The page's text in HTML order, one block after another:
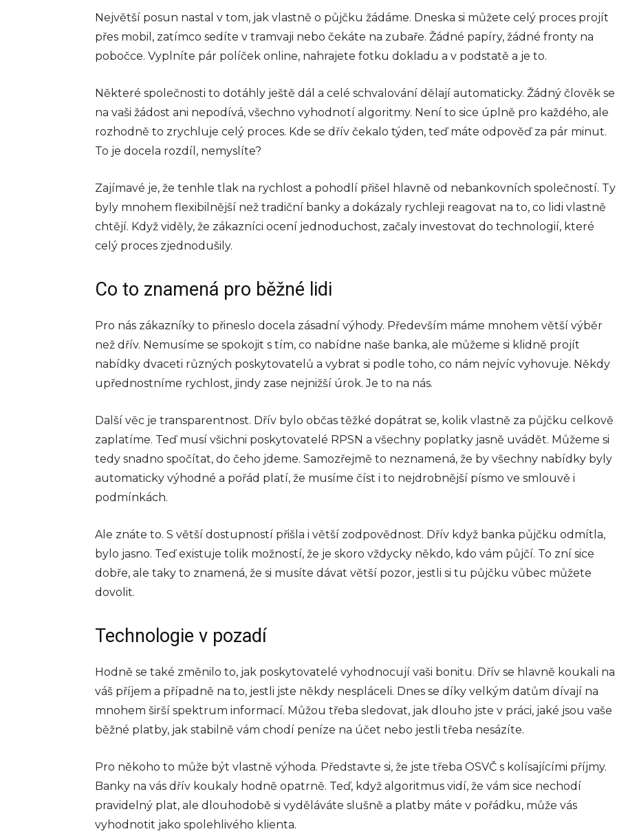
Největší posun nastal v tom, jak vlastně o půjčku žádáme. Dneska si můžete celý proces projít
přes mobil, zatímco sedíte v tramvaji nebo čekáte na zubaře. Žádné papíry, žádné fronty na
pobočce. Vyplníte pár políček online, nahrajete fotku dokladu a v podstatě a je to.
Některé společnosti to dotáhly ještě dál a celé schvalování dělají automaticky. Žádný člověk se
na vaši žádost ani nepodívá, všechno vyhodnotí algoritmy. Není to sice úplně pro každého, ale
rozhodně to zrychluje celý proces. Kde se dřív čekalo týden, teď máte odpověď za pár minut.
To je docela rozdíl, nemyslíte?
Zajímavé je, že tenhle tlak na rychlost a pohodlí přišel hlavně od nebankovních společností. Ty
byly mnohem flexibilnější než tradiční banky a dokázaly rychleji reagovat na to, co lidi vlastně
chtějí. Když viděly, že zákazníci ocení jednoduchost, začaly investovat do technologií, které
celý proces zjednodušily.
Co to znamená pro běžné lidi
Pro nás zákazníky to přineslo docela zásadní výhody. Především máme mnohem větší výběr
než dřív. Nemusíme se spokojit s tím, co nabídne naše banka, ale můžeme si klidně projít
nabídky dvaceti různých poskytovatelů a vybrat si podle toho, co nám nejvíc vyhovuje. Někdy
upřednostníme rychlost, jindy zase nejnižší úrok. Je to na nás.
Další věc je transparentnost. Dřív bylo občas těžké dopátrat se, kolik vlastně za půjčku celkově
zaplatíme. Teď musí všichni poskytovatelé RPSN a všechny poplatky jasně uvádět. Můžeme si
tedy snadno spočítat, do čeho jdeme. Samozřejmě to neznamená, že by všechny nabídky byly
automaticky výhodné a pořád platí, že musíme číst i to nejdrobnější písmo ve smlouvě i
podmínkách.
Ale znáte to. S větší dostupností přišla i větší zodpovědnost. Dřív když banka půjčku odmítla,
bylo jasno. Teď existuje tolik možností, že je skoro vždycky někdo, kdo vám půjčí. To zní sice
dobře, ale taky to znamená, že si musíte dávat větší pozor, jestli si tu půjčku vůbec můžete
dovolit.
Technologie v pozadí
Hodně se také změnilo to, jak poskytovatelé vyhodnocují vaši bonitu. Dřív se hlavně koukali na
váš příjem a případně na to, jestli jste někdy nespláceli. Dnes se díky velkým datům dívají na
mnohem širší spektrum informací. Můžou třeba sledovat, jak dlouho jste v práci, jaké jsou vaše
běžné platby, jak stabilně vám chodí peníze na účet nebo jestli třeba nesázíte.
Pro někoho to může být vlastně výhoda. Představte si, že jste třeba OSVČ s kolísajícími příjmy.
Banky na vás dřív koukaly hodně opatrně. Teď, když algoritmus vidí, že vám sice nechodí
pravidelný plat, ale dlouhodobě si vyděláváte slušně a platby máte v pořádku, může vás
vyhodnotit jako spolehlivého klienta.